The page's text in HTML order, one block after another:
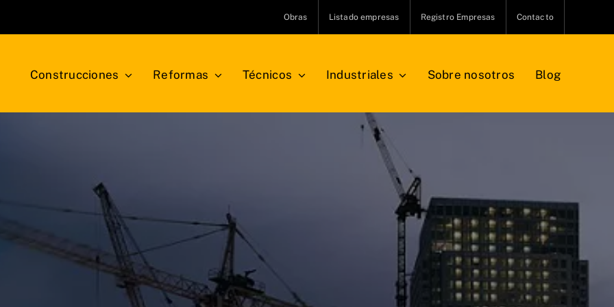
Obras Listado empresas Registro Empresas Contacto
Construcciones Reformas Técnicos Industriales Sobre nosotros Blog